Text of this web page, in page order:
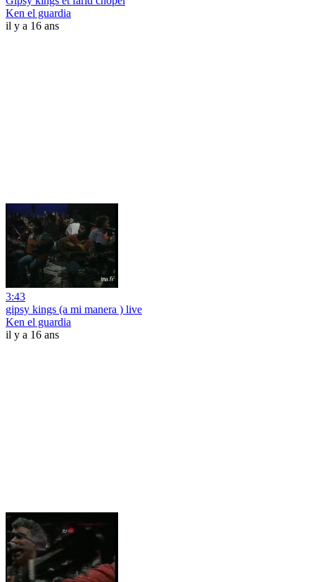
Ken el guardia
il y a 16 ans
3:43
gipsy kings (a mi manera ) live
Ken el guardia
il y a 16 ans